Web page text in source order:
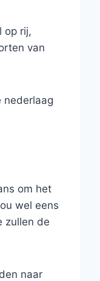
op rij,
van
nederlaag
om het
wel eens
zullen de
naar